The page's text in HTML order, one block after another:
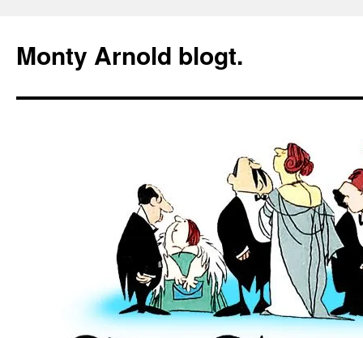
springen
Monty Arnold blogt.